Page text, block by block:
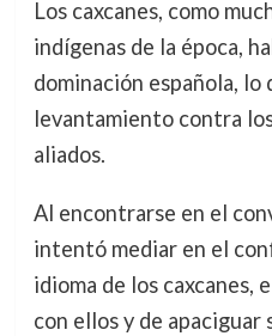
Los caxcanes, como
indígenas de la época,
dominación española, lo
levantamiento contra
aliados.
Al encontrarse en el
intentó mediar en el
idioma de los
con ellos y de apaciguar